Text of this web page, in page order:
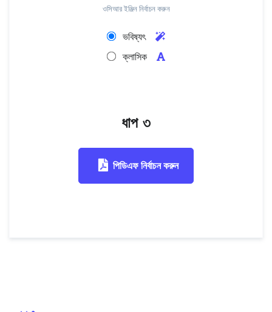
ওসিআর ইঞ্জিন নির্বাচন করুন
ভবিষ্যৎ
ক্লাসিক
ধাপ ৩
পিডিএফ নির্বাচন করুন